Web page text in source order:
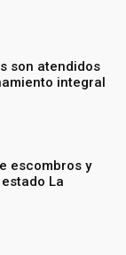
son atendidos
integral
escombros y
La